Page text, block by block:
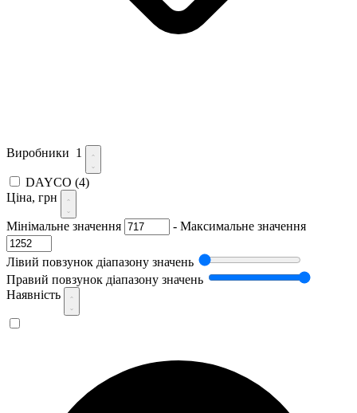
Виробники 1
DAYCO (4)
Ціна, грн
Мінімальне значення - Максимальне значення
Лівий повзунок діапазону значень
Правий повзунок діапазону значень
Наявність